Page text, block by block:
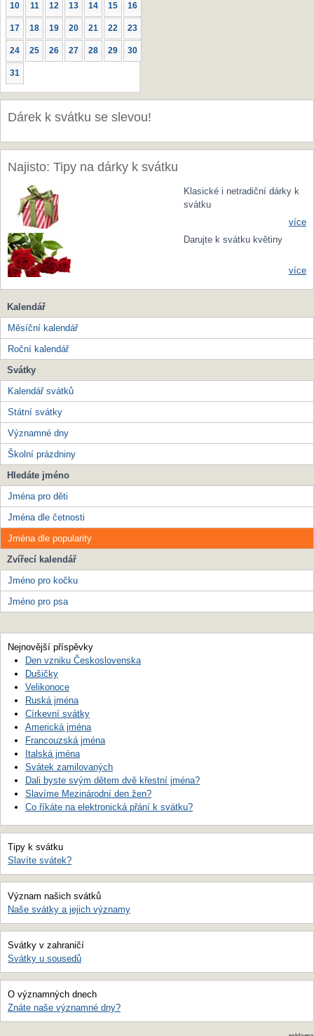
10 11 12 13 14 15 16
17 18 19 20 21 22 23
24 25 26 27 28 29 30
31
Dárek k svátku se slevou!
Najisto: Tipy na dárky k svátku
Klasické i netradiční dárky k
svátku
více
Darujte k svátku květiny
více
Kalendář
Měsíční kalendář
Roční kalendář
Svátky
Kalendář svátků
Státní svátky
Významné dny
Školní prázdniny
Hledáte jméno
Jména pro děti
Jména dle četnosti
Jména dle popularity
Zvířecí kalendář
Jméno pro kočku
Jméno pro psa
Nejnovější příspěvky
Den vzniku Československa
Dušičky
Velikonoce
Ruská jména
Církevní svátky
Americká jména
Francouzská jména
Italská jména
Svátek zamilovaných
Dali byste svým dětem dvě křestní jména?
Slavíme Mezinárodní den žen?
Co říkáte na elektronická přání k svátku?
Tipy k svátku
Slavíte svátek?
Význam našich svátků
Naše svátky a jejich významy
Svátky v zahraničí
Svátky u sousedů
O významných dnech
Znáte naše významné dny?